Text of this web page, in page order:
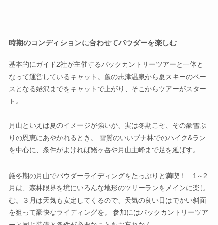
時期のコンディションに合わせてパウダーを楽しむ
基本的にガイド2社が主催するバックカントリーツアーと一体と
なって運営しているキャット。麓の志津温泉から夏スキーのベー
スとなる姥沢までをキャットで上がり、そこからツアーがスター
ト。
月山といえば夏のイメージが強いが、実は冬期こそ、その豪雪ぶ
りの恩恵にあやかれるとき。 雪質のいいブナ林でのハイク&ラン
を中心に、条件がよければ姥ヶ岳や月山主峰まで足を延ばす。
厳冬期の月山でパウダーライディングをたっぷりと満喫！ 1～2
月は、森林限界を境にいろんな地形のツリーランをメインに楽し
む。３月は天気も安定してくるので、天気の良い日はでかい斜面
を狙って豪快なライディングを。 参加にはバックカントリーツア